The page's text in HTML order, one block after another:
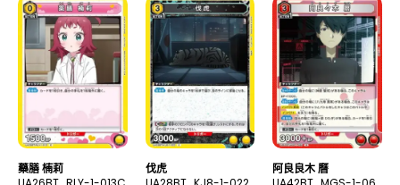
藥膳 楠莉 伐虎 阿良良木 曆